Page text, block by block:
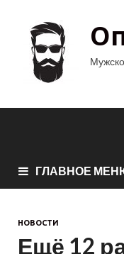
ГЛАВНОЕ
НОВОСТИ
Ещё 12